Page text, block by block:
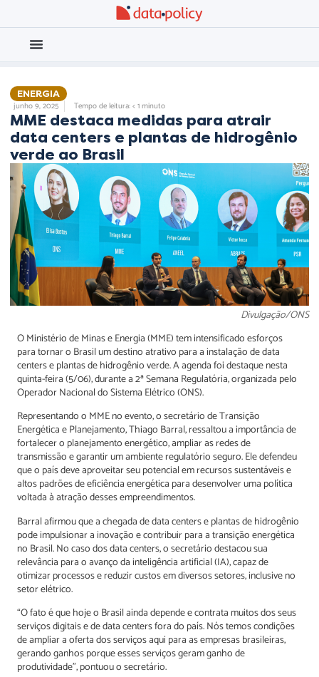
ENERGIA
junho 9, 2025 Tempo de leitura: < 1 minuto
MME destaca medidas para atrair
data centers e plantas de hidrogênio
verde ao Brasil
Divulgação/ONS
O Ministério de Minas e Energia (MME) tem intensificado esforços
para tornar o Brasil um destino atrativo para a instalação de data
centers e plantas de hidrogênio verde. A agenda foi destaque nesta
quinta-feira (5/06), durante a 2ª Semana Regulatória, organizada pelo
Operador Nacional do Sistema Elétrico (ONS).
Representando o MME no evento, o secretário de Transição
Energética e Planejamento, Thiago Barral, ressaltou a importância de
fortalecer o planejamento energético, ampliar as redes de
transmissão e garantir um ambiente regulatório seguro. Ele defendeu
que o país deve aproveitar seu potencial em recursos sustentáveis e
altos padrões de eficiência energética para desenvolver uma política
voltada à atração desses empreendimentos.
Barral afirmou que a chegada de data centers e plantas de hidrogênio
pode impulsionar a inovação e contribuir para a transição energética
no Brasil. No caso dos data centers, o secretário destacou sua
relevância para o avanço da inteligência artificial (IA), capaz de
otimizar processos e reduzir custos em diversos setores, inclusive no
setor elétrico.
“O fato é que hoje o Brasil ainda depende e contrata muitos dos seus
serviços digitais e de data centers fora do país. Nós temos condições
de ampliar a oferta dos serviços aqui para as empresas brasileiras,
gerando ganhos porque esses serviços geram ganho de
produtividade”, pontuou o secretário.